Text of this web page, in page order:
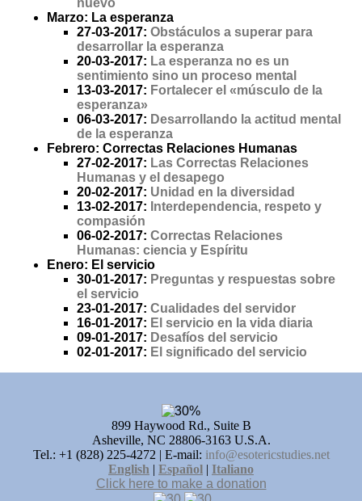
nuevo
Marzo: La esperanza
27-03-2017:Obstáculos a superar para
desarrollar la esperanza
20-03-2017: La esperanza no es un
sentimiento sino un proceso mental
13-03-2017: Fortalecer el «músculo de la
esperanza»
06-03-2017: Desarrollando la actitud mental
de la esperanza
Febrero: Correctas Relaciones Humanas
27-02-2017: Las Correctas Relaciones
Humanas y el desapego
20-02-2017: Unidad en la diversidad
13-02-2017: Interdependencia, respeto y
compasión
06-02-2017:Correctas Relaciones
Humanas: ciencia y Espíritu
Enero: El servicio
30-01-2017: Preguntas y respuestas sobre
el servicio
23-01-2017:Cualidades del servidor
16-01-2017: El servicio en la vida diaria
09-01-2017: Desafíos del servicio
02-01-2017: El significado del servicio
899 Haywood Rd., Suite B
Asheville, NC 28806-3163 U.S.A.
Tel.: +1 (828) 225-4272 | E-mail: info@esotericstudies.net
English | Español | Italiano
Click here to make a donation